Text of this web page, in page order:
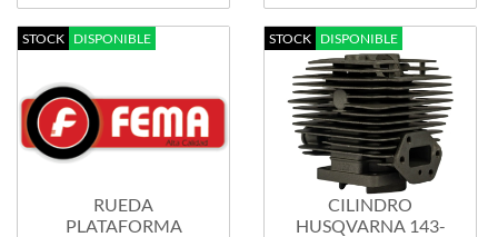
STOCK DISPONIBLE
RUEDA
PLATAFORMA
STOCK DISPONIBLE
CILINDRO
HUSQVARNA 143-